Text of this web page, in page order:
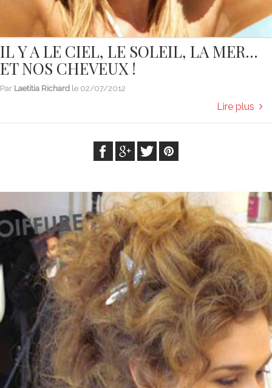
IL Y A LE CIEL, LE SOLEIL, LA MER…
ET NOS CHEVEUX !
Par Laetitia Richard le 02/07/2012
Lire plus